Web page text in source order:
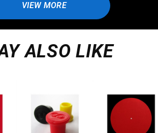
VIEW MORE
ALSO LIKE